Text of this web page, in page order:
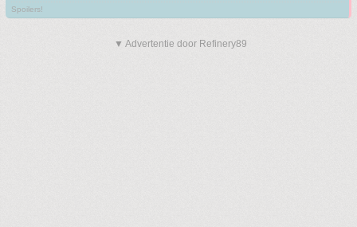
Spoilers!
▼ Advertentie door Refinery89